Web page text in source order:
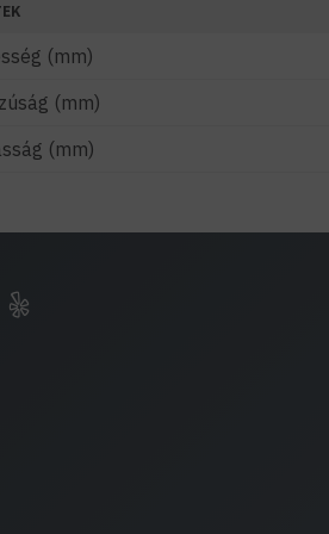
(mm)
(mm)
(mm)